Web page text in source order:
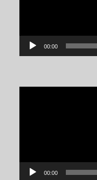
00:00
00:00